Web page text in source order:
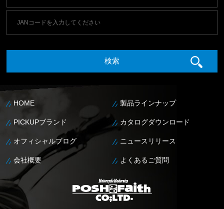
HOME 製品ラインナップ
PICKUPブランド カタログダウンロード
オフィシャルブログ ニュースリリース
会社概要 よくあるご質問